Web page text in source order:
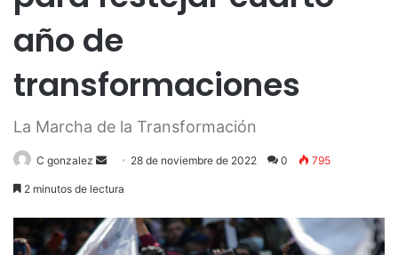
año de
transformaciones
La Marcha de la Transformación
C gonzalez
Send 28 de noviembre de 2022 0 795
2 minutos de lectura